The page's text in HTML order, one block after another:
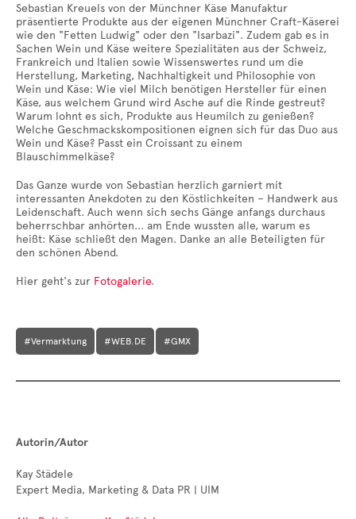
Sebastian Kreuels von der Münchner Käse Manufaktur
präsentierte Produkte aus der eigenen Münchner Craft-Käserei
wie den "Fetten Ludwig" oder den "Isarbazi". Zudem gab es in
Sachen Wein und Käse weitere Spezialitäten aus der Schweiz,
Frankreich und Italien sowie Wissenswertes rund um die
Herstellung, Marketing, Nachhaltigkeit und Philosophie von
Wein und Käse: Wie viel Milch benötigen Hersteller für einen
Käse, aus welchem Grund wird Asche auf die Rinde gestreut?
Warum lohnt es sich, Produkte aus Heumilch zu genießen?
Welche Geschmackskompositionen eignen sich für das Duo aus
Wein und Käse? Passt ein Croissant zu einem
Blauschimmelkäse?
Das Ganze wurde von Sebastian herzlich garniert mit
interessanten Anekdoten zu den Köstlichkeiten – Handwerk aus
Leidenschaft. Auch wenn sich sechs Gänge anfangs durchaus
beherrschbar anhörten... am Ende wussten alle, warum es
heißt: Käse schließt den Magen. Danke an alle Beteiligten für
den schönen Abend.
Hier geht's zur Fotogalerie.
#Vermarktung #WEB.DE #GMX
Autorin/Autor
Kay Städele
Expert Media, Marketing & Data PR | UIM